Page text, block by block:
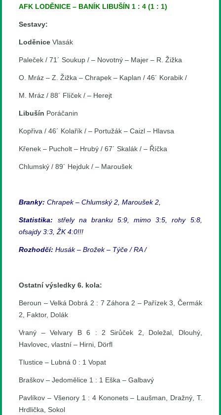
AFK LODĚNICE – BANÍK LIBUŠÍN 1 : 4 (1 : 1)
Sestavy:
Loděnice Vlasák
Paleček / 71´ Soukup / – Novotný – Majer – R. Žižka
O. Mráz – Z. Žižka – Chrapek – Kaplan / 46´ Korabik /
M. Mráz / 88´ Flíček / – Herejt
Libušín Poráčanin
Kopřiva / 46´ Kolařík / – Portužák – Caizl – Hlavsa
Křenek – Pucholt – Hrubý / 67´ Skalák / – Říčka
Chlumský / 89´ Hejduk / – Maroušek
Branky: Chrapek – Chlumský 2, Maroušek 2,
Statistika: střely na branku 5:9, mimo 3:5, rohy 5:8,
ofsajdy 3:3, ŽK 4:0!!!
Rozhodčí: Husák – Brožek – Týče / RA /
Ostatní výsledky 6. kola:
Beroun – Velká Dobrá 2 : 7 Záhora 2 – Pařízek 3, Čermák
2, Faktor, Dolák
Vraný – Velvary B 6 : 2 Sirůček 2, Doležal, Dlouhý,
Havlovec, vlastní – Hirni, Dörfl
Tlustice – Lubná 0 : 1 Vopat
Braškov – Jedomělice 1 : 1 Eška – Galbavý
Pavlíkov – Všenory 1 : 4 Kononets – Laušman, Dražný, T.
Hrdlička, Sokol